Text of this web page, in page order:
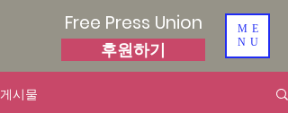
Free Press Union
후원하기
ME
NU
게시물